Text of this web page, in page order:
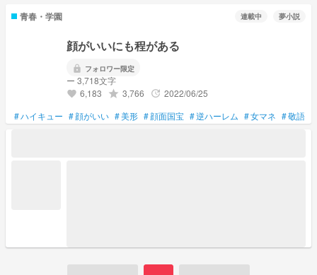
青春・学園 連載中 夢小説
顔がいいにも程がある
lock フォロワー限定
ー 3,718文字
favorite 6,183 grade 3,766 update 2022/06/25
#ハイキュー #顔がいい #美形 #顔面国宝 #逆ハーレム #女マネ #敬語